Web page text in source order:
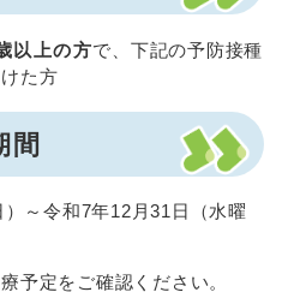
以上の方で、下記の予防接種
た方
間
～令和7年12月31日（水曜
定をご確認ください。